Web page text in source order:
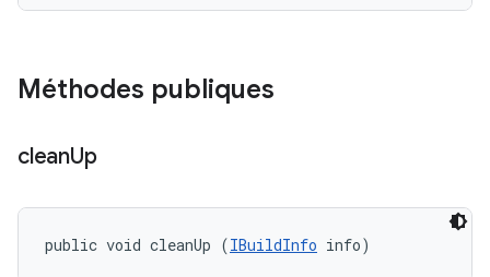
Méthodes publiques
cleanUp
public void cleanUp (IBuildInfo info)